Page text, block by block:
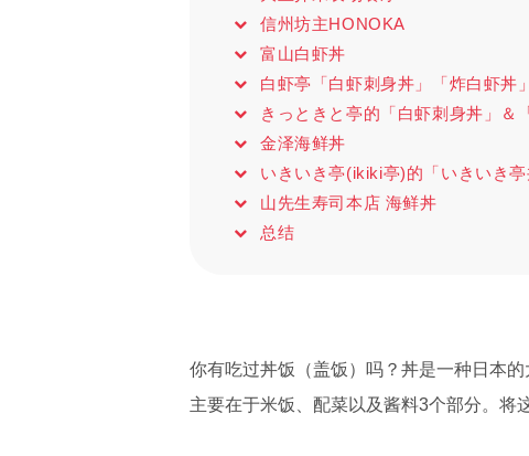
信州坊主HONOKA
富山白虾丼
白虾亭「白虾刺身丼」「炸白虾丼」
きっときと亭的「白虾刺身丼」＆
金泽海鲜丼
いきいき亭(ikiki亭)的「いきいき亭
山先生寿司本店 海鲜丼
总结
你有吃过丼饭（盖饭）吗？丼是一种日本
主要在于米饭、配菜以及酱料3个部分。将